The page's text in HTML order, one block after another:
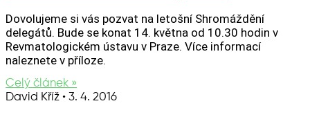
Dovolujeme si vás pozvat na letošní Shromáždění
delegátů. Bude se konat 14. května od 10.30 hodin v
Revmatologickém ústavu v Praze. Více informací
naleznete v příloze.
Celý článek »
David Kříž
3. 4. 2016